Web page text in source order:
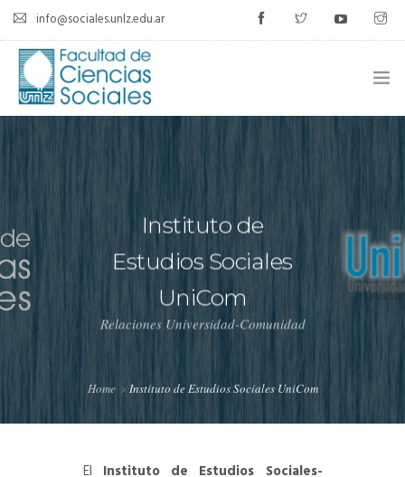
info@sociales.unlz.edu.ar
CALENDARIO ACADÉMICO
CÁTEDRAS
SIU-GUARANÍ
RADIO CONURBANA
Instituto de
Estudios Sociales
UniCom
Relaciones Universidad-Comunidad
Home Instituto de Estudios Sociales UniCom
El Instituto de Estudios Sociales-